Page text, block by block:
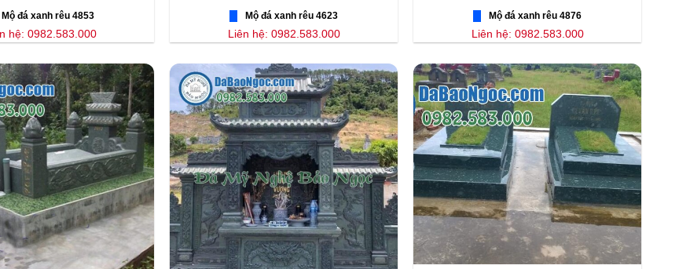
Mộ đá xanh rêu 4853
hệ: 0982.583.000
Mộ đá xanh rêu 4623
Liên hệ: 0982.583.000
Mộ đá xanh rêu 4876
Liên hệ: 0982.583.000